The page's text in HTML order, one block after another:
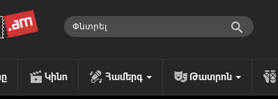
Կինո Համերգ Թատրոն